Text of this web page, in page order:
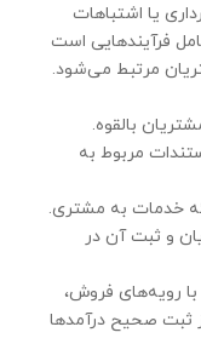
یا اشتباهات
فرآیندهایی است
مرتبط می‌شود.
بالقوه.
مربوط به
خدمات به مشتری.
و ثبت آن در
رویه‌های فروش،
ثبت صحیح درآمدها